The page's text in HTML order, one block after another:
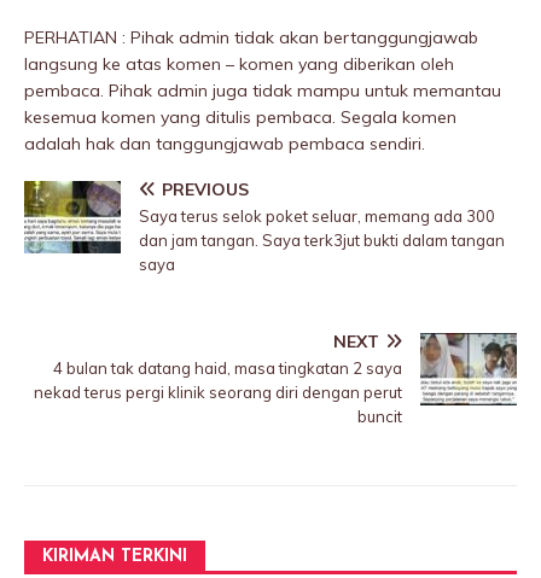
PERHATIAN : Pihak admin tidak akan bertanggungjawab
langsung ke atas komen – komen yang diberikan oleh
pembaca. Pihak admin juga tidak mampu untuk memantau
kesemua komen yang ditulis pembaca. Segala komen
adalah hak dan tanggungjawab pembaca sendiri.
PREVIOUS
Saya terus selok poket seluar, memang ada 300
dan jam tangan. Saya terk3jut bukti dalam tangan
saya
NEXT
4 bulan tak datang haid, masa tingkatan 2 saya
nekad terus pergi kIinik seorang diri dengan perut
buncit
KIRIMAN TERKINI